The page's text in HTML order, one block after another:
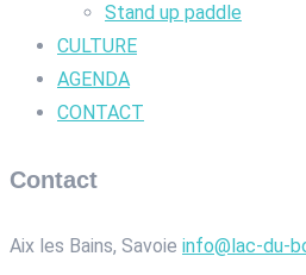
Stand up paddle
CULTURE
AGENDA
CONTACT
Contact
Aix les Bains, Savoie info@lac-du-